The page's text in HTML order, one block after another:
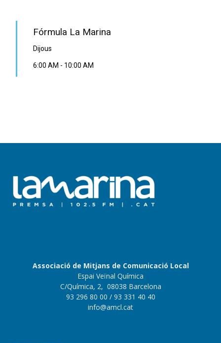
Fórmula La Marina
Dijous
6:00 AM - 10:00 AM
Associació de Mitjans de Comunicació Local
Espai Veïnal Química
C/Química, 2, 08038 Barcelona
93 296 80 00 / 93 331 40 40
info@amcl.cat